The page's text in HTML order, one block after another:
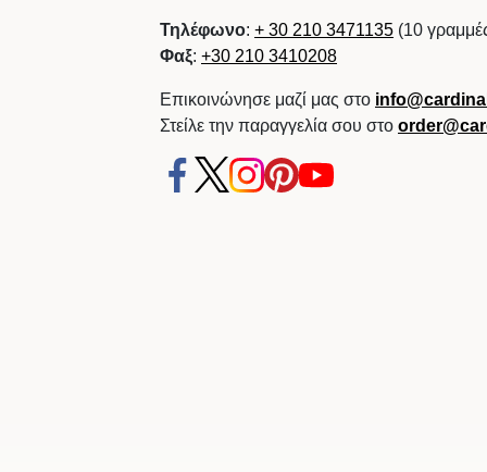
Τηλέφωνο: + 30 210 3471135 (10
Φαξ: +30 210 3410208
Επικοινώνησε μαζί μας στο
Στείλε την παραγγελία σου στο